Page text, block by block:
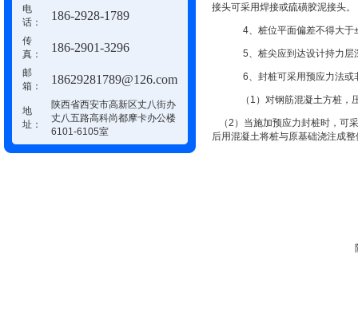
电
话：
186-2928-1789
传
真：
186-2901-3296
邮
箱：
18629281789@126.com
地
址：
陕西省西安市高新区丈八街办
丈八五路高科尚都摩卡办公楼
6101-6105室
接头可采用焊接或硫磺胶泥接头。
4、桩位平面偏差不得大于
5、桩尖应到达设计持力层
6、封桩可采用预应力法或
（1）对钢筋混凝土方桩，
（2）当施加预应力封桩时，可
后用混凝土将桩与原基础浇注成整